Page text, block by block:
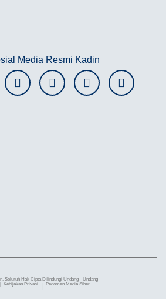
Media Resmi Kadin
Seluruh Hak Cipta Dilindungi Undang - Undang
Kebijakan Privasi Pedoman Media Siber